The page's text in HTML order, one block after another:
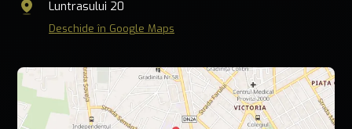
Luntrasului 20
Deschide în Google Maps